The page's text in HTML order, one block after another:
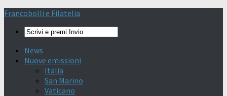
Francobolli e Filatelia
News
Nuove emissioni
Italia
San Marino
Vaticano